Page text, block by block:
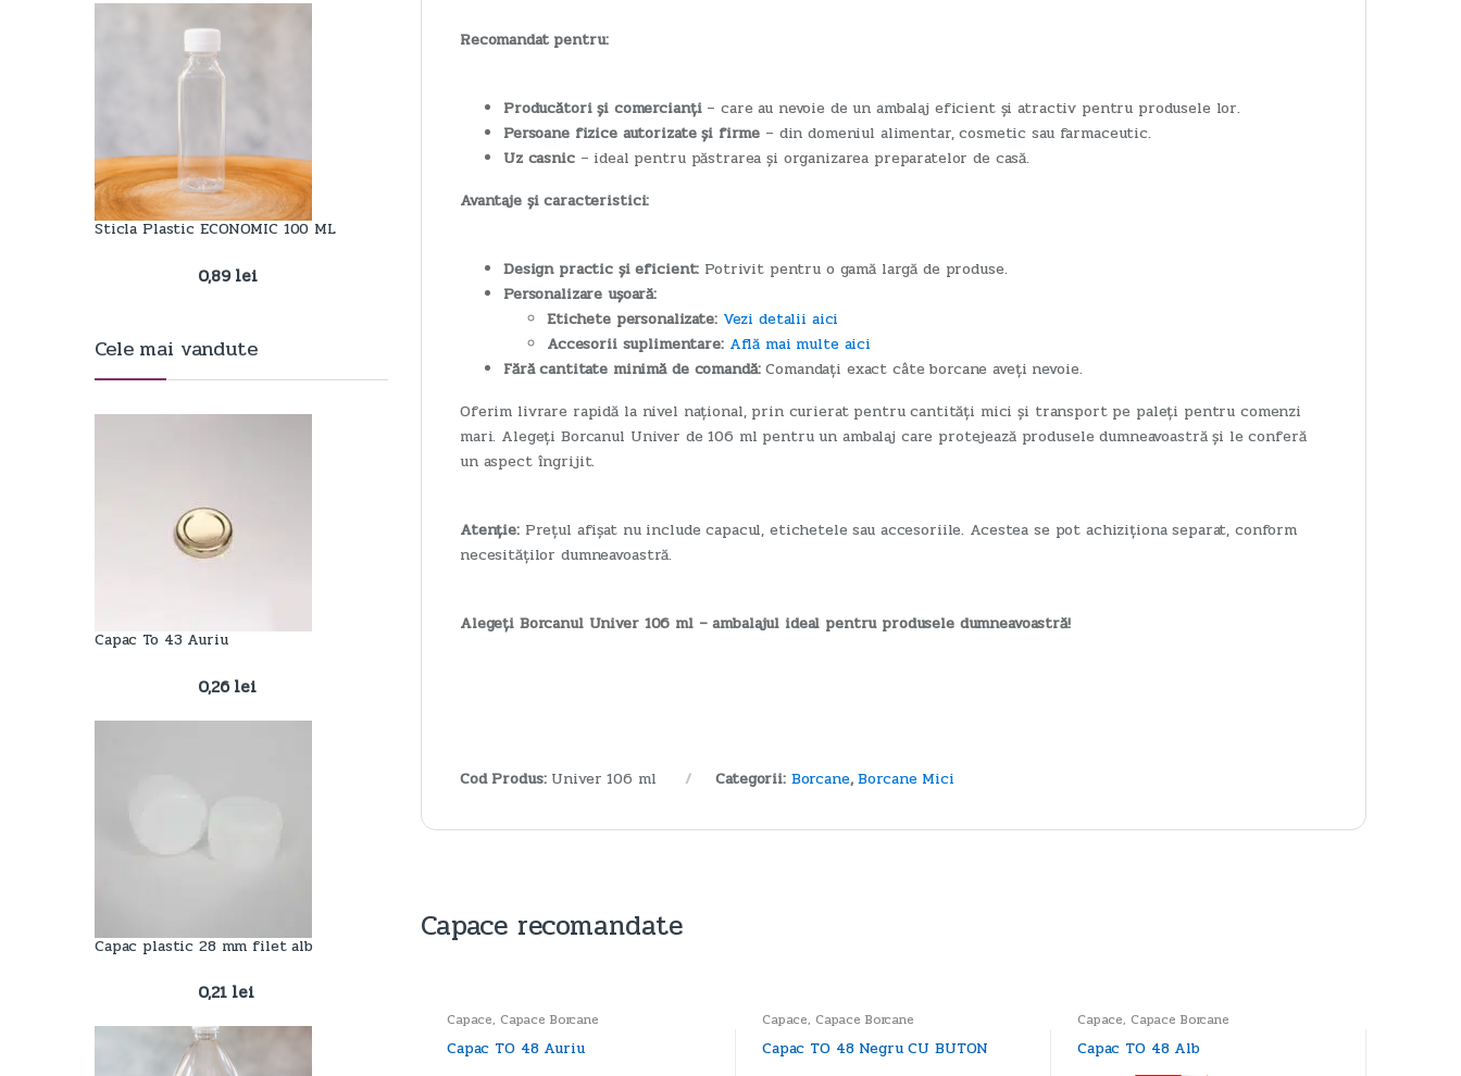
Recomandat pentru:
Producători și comercianți– care au nevoie de un ambalaj eficient și atractiv pentru produsele lor.
Persoane fizice autorizate și firme – din domeniul alimentar, cosmetic sau farmaceutic.
Uz casnic– ideal pentru păstrarea și organizarea preparatelor de casă.
Avantaje și caracteristici:
Design practic și eficient: Potrivit pentru o gamă largă de produse.
Personalizare ușoară:
Etichete personalizate: Vezi detalii aici
Accesorii suplimentare: Află mai multe aici
Fără cantitate minimă de comandă:Comandați exact câte borcane aveți nevoie.
Oferim livrare rapidă la nivel național, prin curierat pentru cantități mici și transport pe paleți pentru comenzi
mari. Alegeți Borcanul Univer de 106 ml pentru un ambalaj care protejează produsele dumneavoastră și le conferă
un aspect îngrijit.
Atenție:Prețul afișat nu include capacul, etichetele sau accesoriile. Acestea se pot achiziționa separat, conform
necesităților dumneavoastră.
Alegeți Borcanul Univer 106 ml – ambalajul ideal pentru produsele dumneavoastră!
Cod Produs: Univer 106 ml Categorii: Borcane,Borcane Mici
Capace recomandate
Capace, Capace Borcane
Capac TO 48 Auriu
Capace, Capace Borcane
Capac TO 48 Negru CU BUTON
Capace, Capace Borcane
Capac TO 48 Alb
Sticla Plastic ECONOMIC 100 ML
0,89lei
Cele mai vandute
Capac To 43 Auriu
0,26lei
Capac plastic 28 mm filet alb
0,21 lei